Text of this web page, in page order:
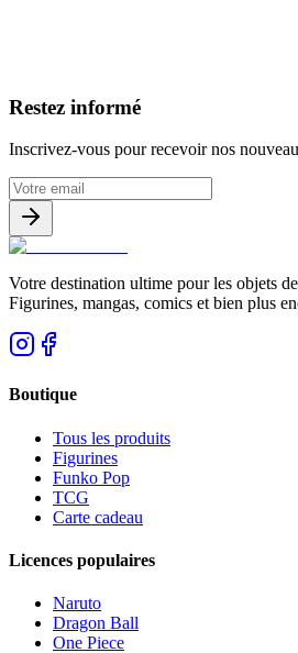
Restez informé
Inscrivez-vous pour recevoir nos
Votre destination ultime pour les objets
Figurines, mangas, comics et bien plus
Boutique
Tous les produits
Figurines
Funko Pop
TCG
Carte cadeau
Licences populaires
Naruto
Dragon Ball
One Piece